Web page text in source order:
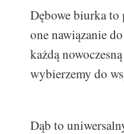
Dębowe biurka to
one nawiązanie
każdą
wybierzemy do
Dąb to